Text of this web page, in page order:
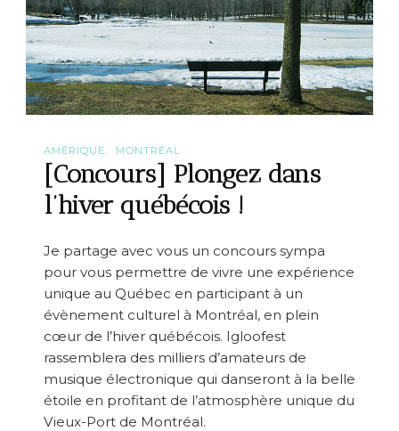
AMÉRIQUE MONTRÉAL
[Concours] Plongez dans
l’hiver québécois !
Je partage avec vous un concours sympa
pour vous permettre de vivre une expérience
unique au Québec en participant à un
évènement culturel à Montréal, en plein
cœur de l’hiver québécois. Igloofest
rassemblera des milliers d’amateurs de
musique électronique qui danseront à la belle
étoile en profitant de l’atmosphère unique du
Vieux-Port de Montréal.